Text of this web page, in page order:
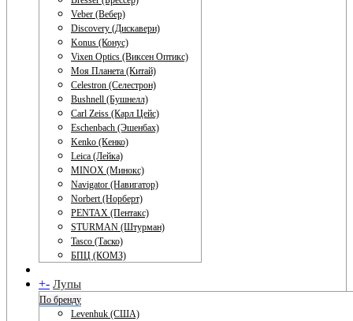
Veber (Вебер)
Discovery (Дискавери)
Konus (Конус)
Vixen Optics (Виксен Оптикс)
Моя Планета (Китай)
Celestron (Селестрон)
Bushnell (Бушнелл)
Carl Zeiss (Карл Цейс)
Eschenbach (Эшенбах)
Kenko (Кенко)
Leica (Лейка)
MINOX (Минокс)
Navigator (Навигатор)
Norbert (Норберт)
PENTAX (Пентакс)
STURMAN (Штурман)
Tasco (Таско)
БПЦ (КОМЗ)
+- Лупы
По бренду
Levenhuk (США)